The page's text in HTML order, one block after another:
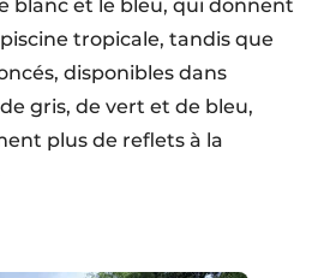
blanc et le bleu, qui donnent
piscine tropicale, tandis que
disponibles dans
gris, de vert et de bleu,
plus de reflets à la